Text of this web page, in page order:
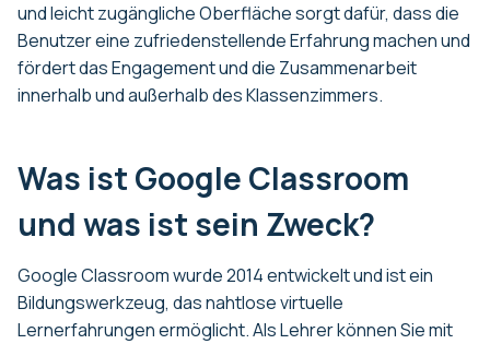
und leicht zugängliche Oberfläche sorgt dafür, dass die
Benutzer eine zufriedenstellende Erfahrung machen und
fördert das Engagement und die Zusammenarbeit
innerhalb und außerhalb des Klassenzimmers.
Was ist Google Classroom
und was ist sein Zweck?
Google Classroom wurde 2014 entwickelt und ist ein
Bildungswerkzeug, das nahtlose virtuelle
Lernerfahrungen ermöglicht. Als Lehrer können Sie mit